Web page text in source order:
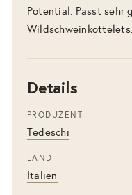
Potential. Passt sehr
Wildschweinkottelets.
Details
PRODUZENT
Tedeschi
LAND
Italien